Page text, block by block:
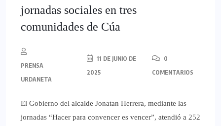
jornadas sociales en tres
comunidades de Cúa
PRENSA
URDANETA
11 DE JUNIO DE
2025
0
COMENTARIOS
El Gobierno del alcalde Jonatan Herrera, mediante las
jornadas “Hacer para convencer es vencer”, atendió a 252